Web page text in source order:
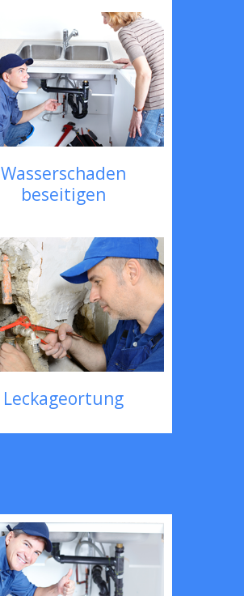
Wasserschaden
beseitigen
Leckageortung